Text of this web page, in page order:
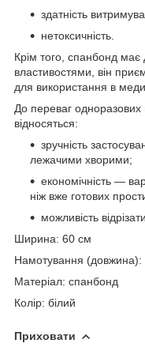
здатність
нетоксичність.
Крім того, спанбонд
властивостями, він
для використання в
До переваг
відносяться:
зручність
лежачими хворими;
економічність —
ніж вже готових
можливість
Ширина: 60 см
Намотування
Матеріал: спанбонд
Колір: білий
Приховати